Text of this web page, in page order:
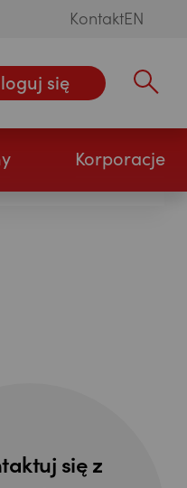
KontaktEN
się Wpisz
Korporacje
się z